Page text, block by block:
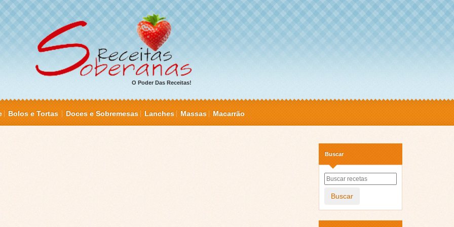
O Poder Das Receitas!
Bolos e Tortas Doces e Sobremesas Lanches Massas Macarrão
Buscar
Buscar